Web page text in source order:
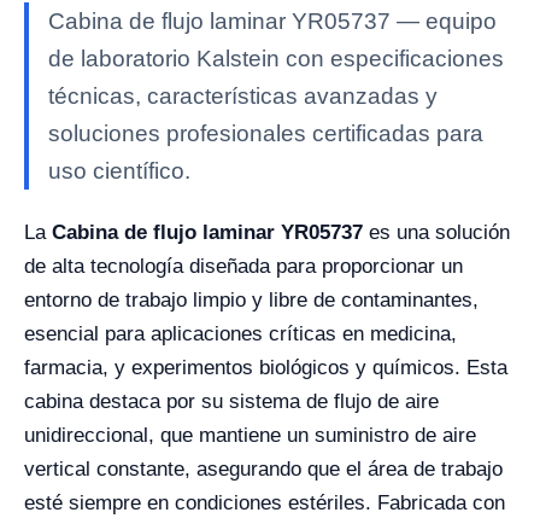
Cabina de flujo laminar YR05737 — equipo
de laboratorio Kalstein con especificaciones
técnicas, características avanzadas y
soluciones profesionales certificadas para
uso científico.
La Cabina de flujo laminar YR05737 es una solución
de alta tecnología diseñada para proporcionar un
entorno de trabajo limpio y libre de contaminantes,
esencial para aplicaciones críticas en medicina,
farmacia, y experimentos biológicos y químicos. Esta
cabina destaca por su sistema de flujo de aire
unidireccional, que mantiene un suministro de aire
vertical constante, asegurando que el área de trabajo
esté siempre en condiciones estériles. Fabricada con